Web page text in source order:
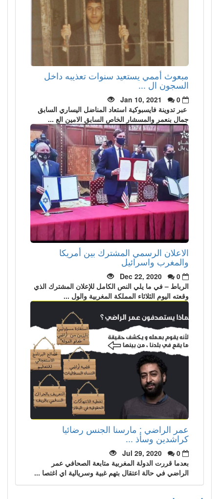
مبعوث أممي يستعيد سنوات تعذيبه داخل
السجون ال ...
Jan 10, 2021
0
عبر تدوينة فايسبوكية استعاد المناضل اليساري السابق
جمال بنعمر والمسشار الخاص السابق الامين الع ...
الاعلان الرسمي المشترك بين أمريكا
والمغرب واسرائيل
Dec 22, 2020
0
الرباط – في ما يلي النص الكامل للإعلان المشترك الذي
وقعته اليوم الثلاثاء المملكة المغربية والول ...
عمر الراضي : مارسنا الجنس رضائيا
كراشدين وسأذ ...
Jul 29, 2020
0
بعدما قررت الدولة المغربية متابعة الصحافي عمر
الراضي في حالة اعتقال بتهم غبية وسريالية اي اغتصا ...